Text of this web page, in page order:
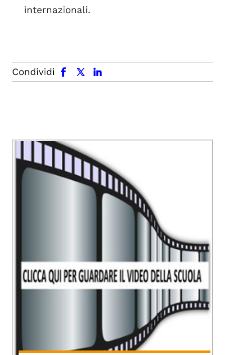
internazionali.
Condividi
facebook x.com linkedin